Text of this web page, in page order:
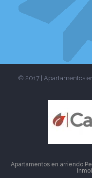
© 2017 | Apartamentos
Apartamentos en arriendo